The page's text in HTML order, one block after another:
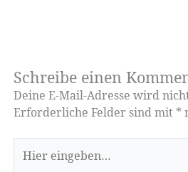
Schreibe einen
Deine E-Mail-Adresse wird
Erforderliche Felder sind mit *
eingeben…